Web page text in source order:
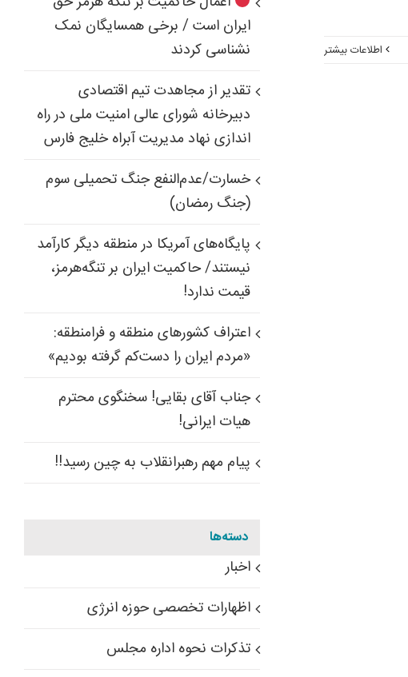
اطلاعات بیشتر
ایران است / برخی همسایگان نمک
نشناسی کردند
تقدیر از مجاهدت تیم اقتصادی
دبیرخانه شورای عالی امنیت ملی در راه
اندازی نهاد مدیریت آبراه خلیج فارس
خسارت/عدم‌النفع جنگ تحمیلی سوم
(جنگ رمضان)
پایگاه‌های آمریکا در منطقه دیگر کارآمد
نیستند/ حاکمیت ایران بر تنگه‌هرمز،
قیمت ندارد!
اعتراف کشورهای منطقه و فرامنطقه:
«مردم ایران را دست‌کم گرفته بودیم»
جناب آقای بقایی! سخنگوی محترم
هیات ایرانی!
پیام مهم رهبرانقلاب به چین رسید!!
دسته‌ها
اخبار
اظهارات تخصصی حوزه انرژی
تذکرات نحوه اداره مجلس